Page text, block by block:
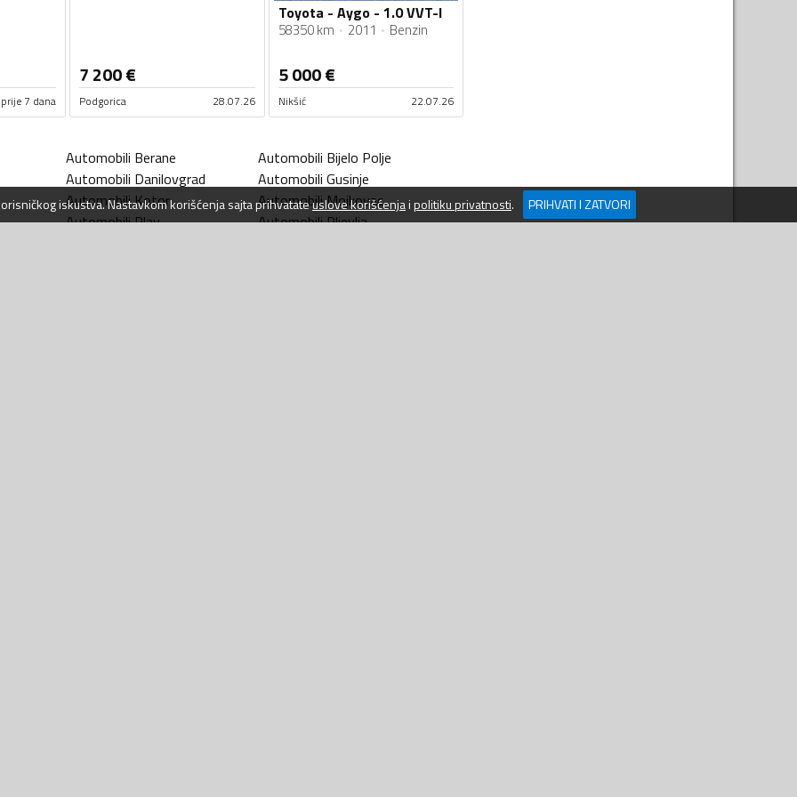
prije 7 dana
7 200€
Podgorica 28.07.26
Toyota - Aygo - 1.0 VVT-I
58350 km 2011 Benzin
5 000€
Nikšić 22.07.26
Automobili Berane Automobili Bijelo Polje
Automobili Danilovgrad Automobili Gusinje
AutomobiliKotor Automobili Mojkovac
AutomobiliPlav AutomobiliPljevlja
iskustva. Nastavkom korišćenja sajta prihvatateuslove korišćenjaipolitiku privatnosti. PRIHVATI I ZATVORI